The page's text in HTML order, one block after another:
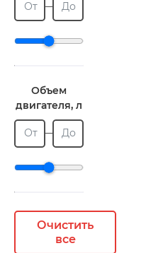
От До
Объем
двигателя, л
От До
Очистить
все